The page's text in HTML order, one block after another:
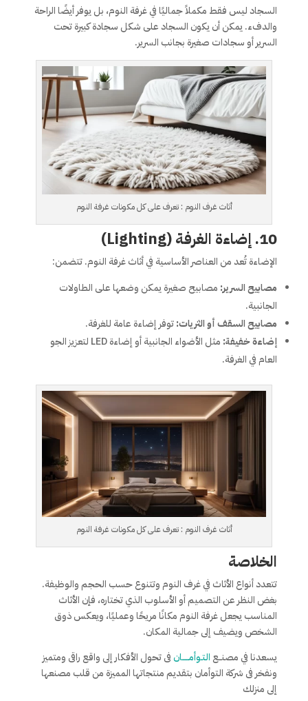
السجاد ليس فقط مكملاً جماليًا في غرفة النوم، بل يوفر أيضًا الراحة
والدفء. يمكن أن يكون السجاد على شكل سجادة كبيرة تحت
السرير أو سجادات صغيرة بجانب السرير.
أثاث غرف النوم : تعرف على كل مكونات غرفة النوم
10. إضاءة الغرفة (Lighting)
الإضاءة تُعد من العناصر الأساسية في أثاث غرفة النوم. تتضمن:
مصابيح السرير: مصابيح صغيرة يمكن وضعها على الطاولات
الجانبية.
مصابيح السقف أو الثريات:توفر إضاءة عامة للغرفة.
إضاءة خفيفة:
مثل الأضواء الجانبية أو إضاءة LED لتعزيز الجو
العام في الغرفة.
أثاث غرف النوم : تعرف على كل مكونات غرفة النوم
الخلاصة
تتعدد أنواع الأثاث في غرف النوم وتتنوع حسب الحجم والوظيفة.
بغض النظر عن التصميم أو الأسلوب الذي تختاره، فإن الأثاث
المناسب يجعل غرفة النوم مكانًا مريحًا وعمليًا، ويعكس ذوق
الشخص ويضيف إلى جمالية المكان.
يسعدنا في مصنــع التـوأمـــــانفى تحول الأفكار إلى واقع راقى ومتميز
ونفخر فى شركة التوأمان بتقديم منتجاتها المميزة من قلب مصنعها
إلى منزلك